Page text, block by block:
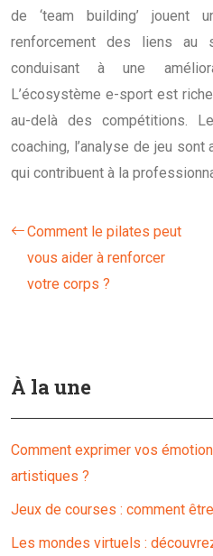
de ‘team building’ jouent
renforcement des liens au
conduisant à une
L’écosystème e-sport est
au-delà des compétitions.
coaching, l’analyse de jeu
qui contribuent à la
Comment le pilates peut
vous aider à renforcer
votre corps ?
À la une
Comment exprimer vos
artistiques ?
Jeux de courses : comment
Les mondes virtuels :